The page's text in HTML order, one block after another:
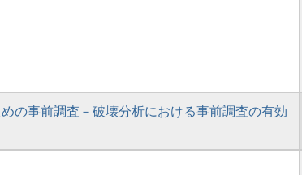
の事前調査－破壊分析における事前調査の有効